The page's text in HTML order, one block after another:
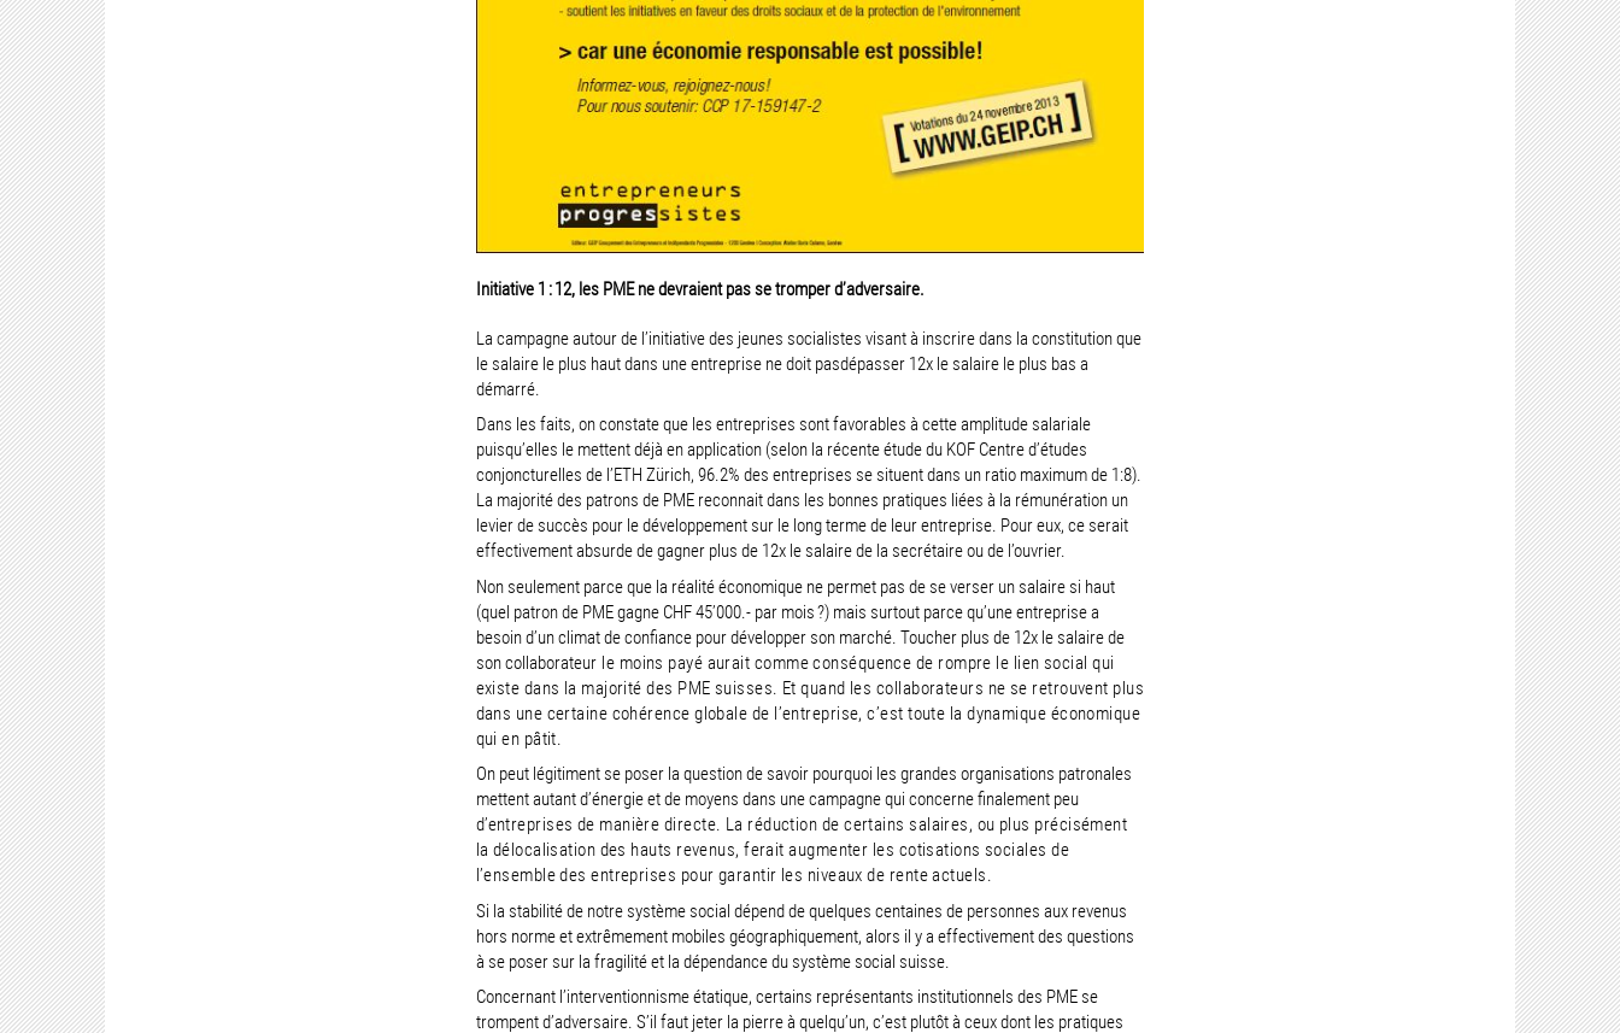
Initiative 1 : 12, les PME ne devraient pas se tromper d’adversaire.
La campagne autour de l’initiative des jeunes socialistes visant à inscrire dans la constitution que
le salaire le plus haut dans une entreprise ne doit pasdépasser 12x le salaire le plus bas a
démarré.
Dans les faits, on constate que les entreprises sont favorables à cette amplitude salariale
puisqu’elles le mettent déjà en application (selon la récente étude du KOF Centre d’études
conjoncturelles de l’ETH Zürich, 96.2% des entreprises se situent dans un ratio maximum de 1:8).
La majorité des patrons de PME reconnait dans les bonnes pratiques liées à la rémunération un
levier de succès pour le développement sur le long terme de leur entreprise. Pour eux, ce serait
effectivement absurde de gagner plus de 12x le salaire de la secrétaire ou de l’ouvrier.
Non seulement parce que la réalité économique ne permet pas de se verser un salaire si haut
(quel patron de PME gagne CHF 45’000.- par mois ?) mais surtout parce qu’une entreprise a
besoin d’un climat de confiance pour développer son marché. Toucher plus de 12x le salaire de
son collaborateur le moins payé aurait comme conséquence de rompre le lien social qui
existe dans la majorité des PME suisses. Et quand les collaborateurs ne se retrouvent plus
dans une certaine cohérence globale de l’entreprise, c’est toute la dynamique économique
qui en pâtit.
On peut légitiment se poser la question de savoir pourquoi les grandes organisations patronales
mettent autant d’énergie et de moyens dans une campagne qui concerne finalement peu
d’entreprises de manière directe. La réduction de certains salaires, ou plus précisément
la délocalisation des hauts revenus, ferait augmenter les cotisations sociales de
l’ensemble des entreprises pour garantir les niveaux de rente actuels.
Si la stabilité de notre système social dépend de quelques centaines de personnes aux revenus
hors norme et extrêmement mobiles géographiquement, alors il y a effectivement des questions
à se poser sur la fragilité et la dépendance du système social suisse.
Concernant l’interventionnisme étatique, certains représentants institutionnels des PME se
trompent d’adversaire. S’il faut jeter la pierre à quelqu’un, c’est plutôt à ceux dont les pratiques